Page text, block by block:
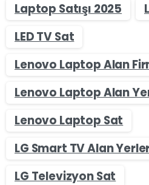
Laptop Satışı 2025
LED TV Sat
Lenovo Laptop Alan
Lenovo Laptop Alan
Lenovo Laptop Sat
LG Smart TV Alan
LG Televizyon Sat